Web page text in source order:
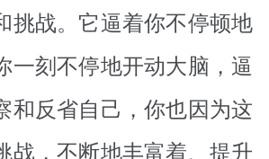
挑战。它逼着你不停顿地
一刻不停地开动大脑，逼
和反省自己，你也因为这
战，不断地丰富着、提升